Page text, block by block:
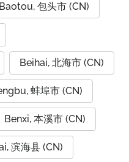
Baotou, 包头市 (CN)
Beihai, 北海市 (CN)
蚌埠市 (CN)
Benxi, 本溪市 (CN)
滨海县 (CN)